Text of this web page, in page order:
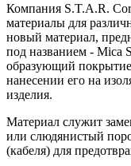
Компания S.T.A.R.
материалы для
новый материал,
под названием - Mica
образующий
нанесении его на
изделия.
Материал служит
или слюдянистый
(кабеля) для